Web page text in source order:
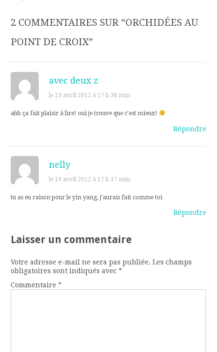
des
articles
2 COMMENTAIRES SUR “ORCHIDÉES AU
POINT DE CROIX”
avec deux z
le 19 avril 2012 à 17 h 38 min
ahh ça fait plaisir à lire! oui je trouve que c’est mieux!
Répondre
nelly
le 19 avril 2012 à 17 h 37 min
tu as eu raison pour le yin yang, j’aurais fait comme toi
Répondre
Laisser un commentaire
Votre adresse e-mail ne sera pas publiée. Les champs
obligatoires sont indiqués avec*
Commentaire*